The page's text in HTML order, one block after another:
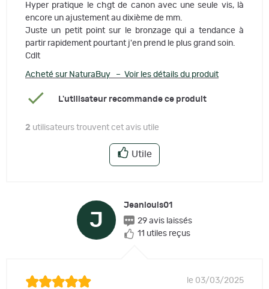
Hyper pratique le chgt de canon avec une seule vis, là
encore un ajustement au dixième de mm.
Juste un petit point sur le bronzage qui a tendance à
partir rapidement pourtant j'en prend le plus grand soin.
Cdlt
Acheté sur NaturaBuy – Voir les détails du produit
L'utilisateur recommande ce produit
2 utilisateurs trouvent cet avis utile
Utile
J
Jeanlouis01
29 avis laissés
11 utiles reçus
le 03/03/2025